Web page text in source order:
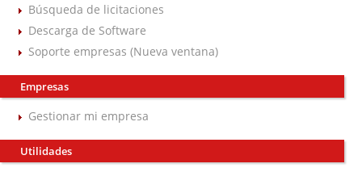
Búsqueda de licitaciones
Descarga de Software
Soporte empresas (Nueva ventana)
Empresas
Gestionar mi empresa
Utilidades